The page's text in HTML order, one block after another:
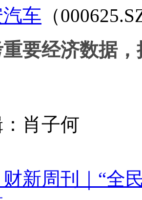
车 （
要经济数据
肖子何
财新周刊｜“全